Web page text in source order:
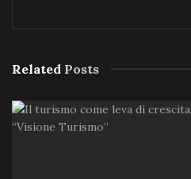
Related Posts